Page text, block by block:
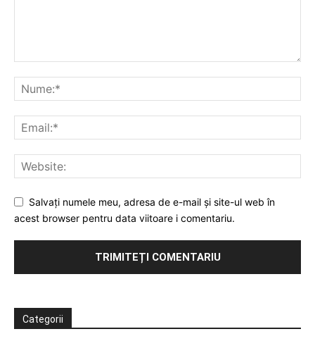
Salvați numele meu, adresa de e-mail și site-ul web în
acest browser pentru data viitoare i comentariu.
Categorii